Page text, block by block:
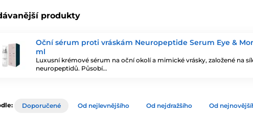
produkty
Oční sérum proti vráskám Neuropeptide Serum Eye &
ml
Luxusní krémové sérum na oční okolí a mimické vrásky, založené na
neuropeptidů. Působí…
Doporučené Od nejlevnějšího Od nejdražšího Od